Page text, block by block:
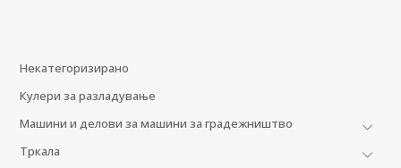
Некатегоризирано
Кулери за разладување
Машини и делови за машини за градежништво
Тркала